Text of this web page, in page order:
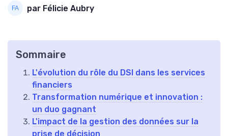
par Félicie Aubry
Sommaire
L'évolution du rôle du DSI dans les services
financiers
Transformation numérique et innovation :
un duo gagnant
L'impact de la gestion des données sur la
prise de décision